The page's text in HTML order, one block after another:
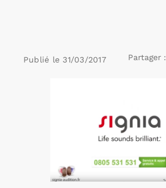
Annonces emploi
Publié le 31/03/2017 Partager :